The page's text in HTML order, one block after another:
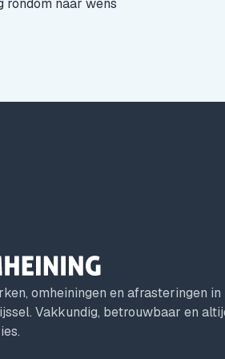
rondom naar wens
omheiningen en afrasteringen in
Vakkundig, betrouwbaar en